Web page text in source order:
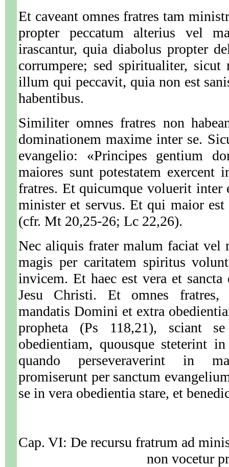
Et caveant omnes fratres tam
propter peccatum alterius vel
irascantur, quia diabolus propter
corrumpere; sed spiritualiter, sicut
illum qui peccavit, quia non est
habentibus.
Similiter omnes fratres non
dominationem maxime inter se.
evangelio: «Principes gentium
maiores sunt potestatem
fratres. Et quicumque voluerit
minister et servus. Et qui maior
(cfr. Mt 20,25-26; Lc 22,26).
Nec aliquis frater malum faciat vel
magis per caritatem spiritus
invicem. Et haec est vera et
Jesu Christi. Et omnes fratres,
mandatis Domini et extra
propheta (Ps 118,21), sciant
obedientiam, quousque steterint
quando perseveraverint in
promiserunt per sanctum
se in vera obedientia stare, et
Cap. VI: De recursu fratrum ad
non vocetur